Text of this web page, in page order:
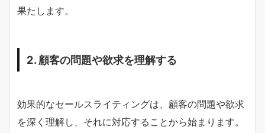
果たします。
2. 顧客の問題や欲求を理解する
効果的なセールスライティングは、顧客の問題や欲求
を深く理解し、それに対応することから始まります。